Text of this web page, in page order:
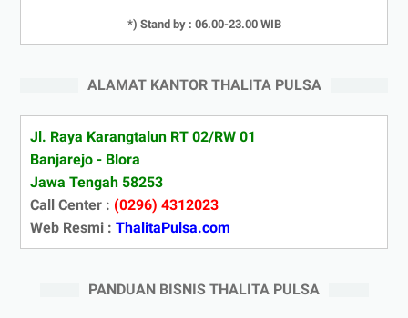
*) Stand by : 06.00-23.00 WIB
ALAMAT KANTOR THALITA PULSA
Jl. Raya Karangtalun RT 02/RW 01
Banjarejo - Blora
Jawa Tengah 58253
Call Center : (0296) 4312023
Web Resmi : ThalitaPulsa.com
PANDUAN BISNIS THALITA PULSA